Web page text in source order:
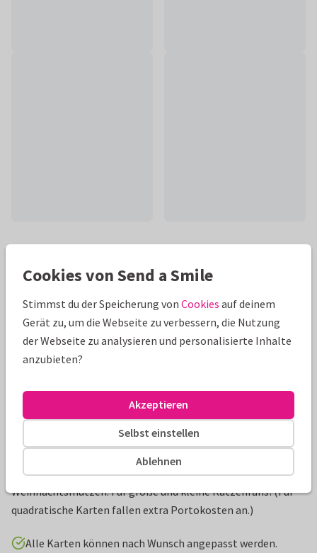
Produktinformation
Süße Weihnachtskarte mit Kätzchen mit
Weihnachtsmützen. Für große und kleine Katzenfans! (Für
quadratische Karten fallen extra Portokosten an.)
Alle Karten können nach Wunsch angepasst werden.
Cookies von Send a Smile
Stimmst du der Speicherung von Cookies auf deinem
Gerät zu, um die Webseite zu verbessern, die Nutzung
der Webseite zu analysieren und personalisierte Inhalte
anzubieten?
Ablehnen
Selbst einstellen
Akzeptieren